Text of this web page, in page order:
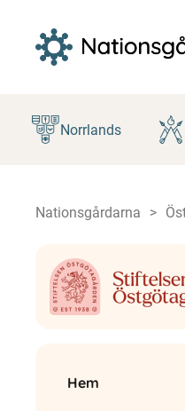
innehåll
Norrlands
Nationsgårdarna
Hem